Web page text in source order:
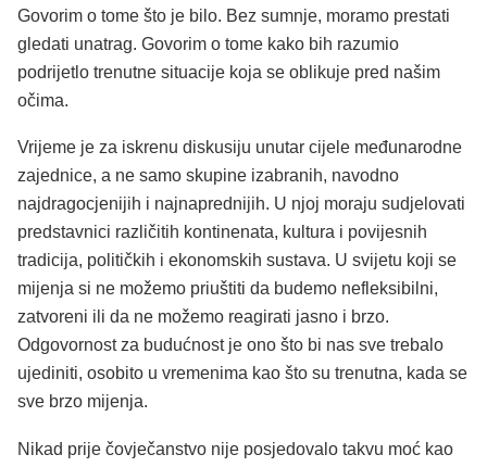
Govorim o tome što je bilo. Bez sumnje, moramo prestati
gledati unatrag. Govorim o tome kako bih razumio
podrijetlo trenutne situacije koja se oblikuje pred našim
očima.
Vrijeme je za iskrenu diskusiju unutar cijele međunarodne
zajednice, a ne samo skupine izabranih, navodno
najdragocjenijih i najnaprednijih. U njoj moraju sudjelovati
predstavnici različitih kontinenata, kultura i povijesnih
tradicija, političkih i ekonomskih sustava. U svijetu koji se
mijenja si ne možemo priuštiti da budemo nefleksibilni,
zatvoreni ili da ne možemo reagirati jasno i brzo.
Odgovornost za budućnost je ono što bi nas sve trebalo
ujediniti, osobito u vremenima kao što su trenutna, kada se
sve brzo mijenja.
Nikad prije čovječanstvo nije posjedovalo takvu moć kao